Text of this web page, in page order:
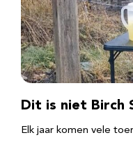
Dit is niet Birch
Elk jaar komen vele